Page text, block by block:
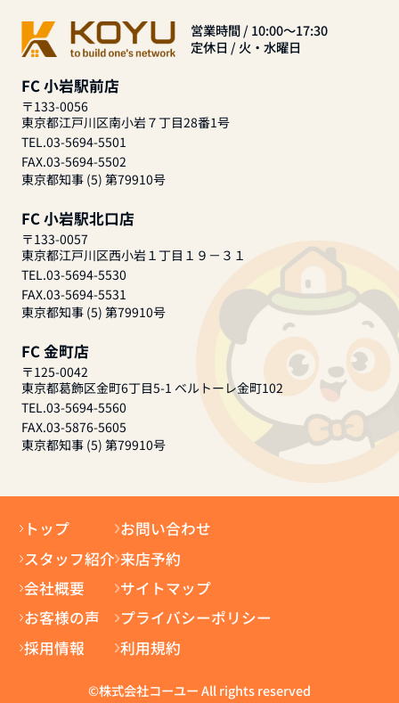
営業時間 / 10:00～17:30
定休日 / 火・水曜日
FC 小岩駅前店
〒133-0056
東京都江戸川区南小岩７丁目28番1号
TEL.03-5694-5501
FAX.03-5694-5502
東京都知事 (5) 第79910号
FC 小岩駅北口店
〒133-0057
東京都江戸川区西小岩１丁目１９－３１
TEL.03-5694-5530
FAX.03-5694-5531
東京都知事 (5) 第79910号
FC 金町店
〒125-0042
東京都葛飾区金町6丁目5-1 ベルトーレ金町102
TEL.03-5694-5560
FAX.03-5876-5605
東京都知事 (5) 第79910号
トップ
スタッフ紹介
会社概要
お客様の声
採用情報
お問い合わせ
来店予約
サイトマップ
プライバシーポリシー
利用規約
©株式会社コーユー All rights reserved